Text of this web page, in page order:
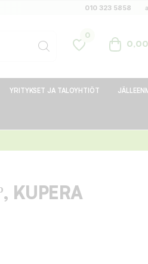
010 323 5858
0
YRITYKSET JA TALOYHTIÖT
KUPERA